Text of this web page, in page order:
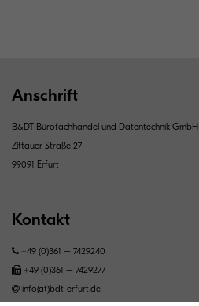
Anschrift
B&DT Bürofachhandel und Datentechnik GmbH
Zittauer Straße 27
99091 Erfurt
Kontakt
+49 (0)361 – 7429240
+49 (0)361 – 7429277
info(at)bdt-erfurt.de